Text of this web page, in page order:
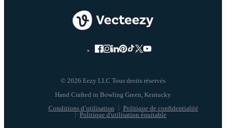
© 2026 Eezy LLC Tous droits réservés
Conditions d’utilisation
Politique de confidentialité
Politique d'utilisation équitable